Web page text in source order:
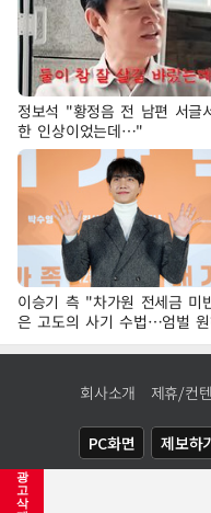
광
고
삭
정보석 "황정음 전 남편 서글
한 인상이었는데…"
이승기 측 "차가원 전세금 미
은 고도의 사기 수법…엄벌
회사소개 제휴/컨
PC화면 제보하